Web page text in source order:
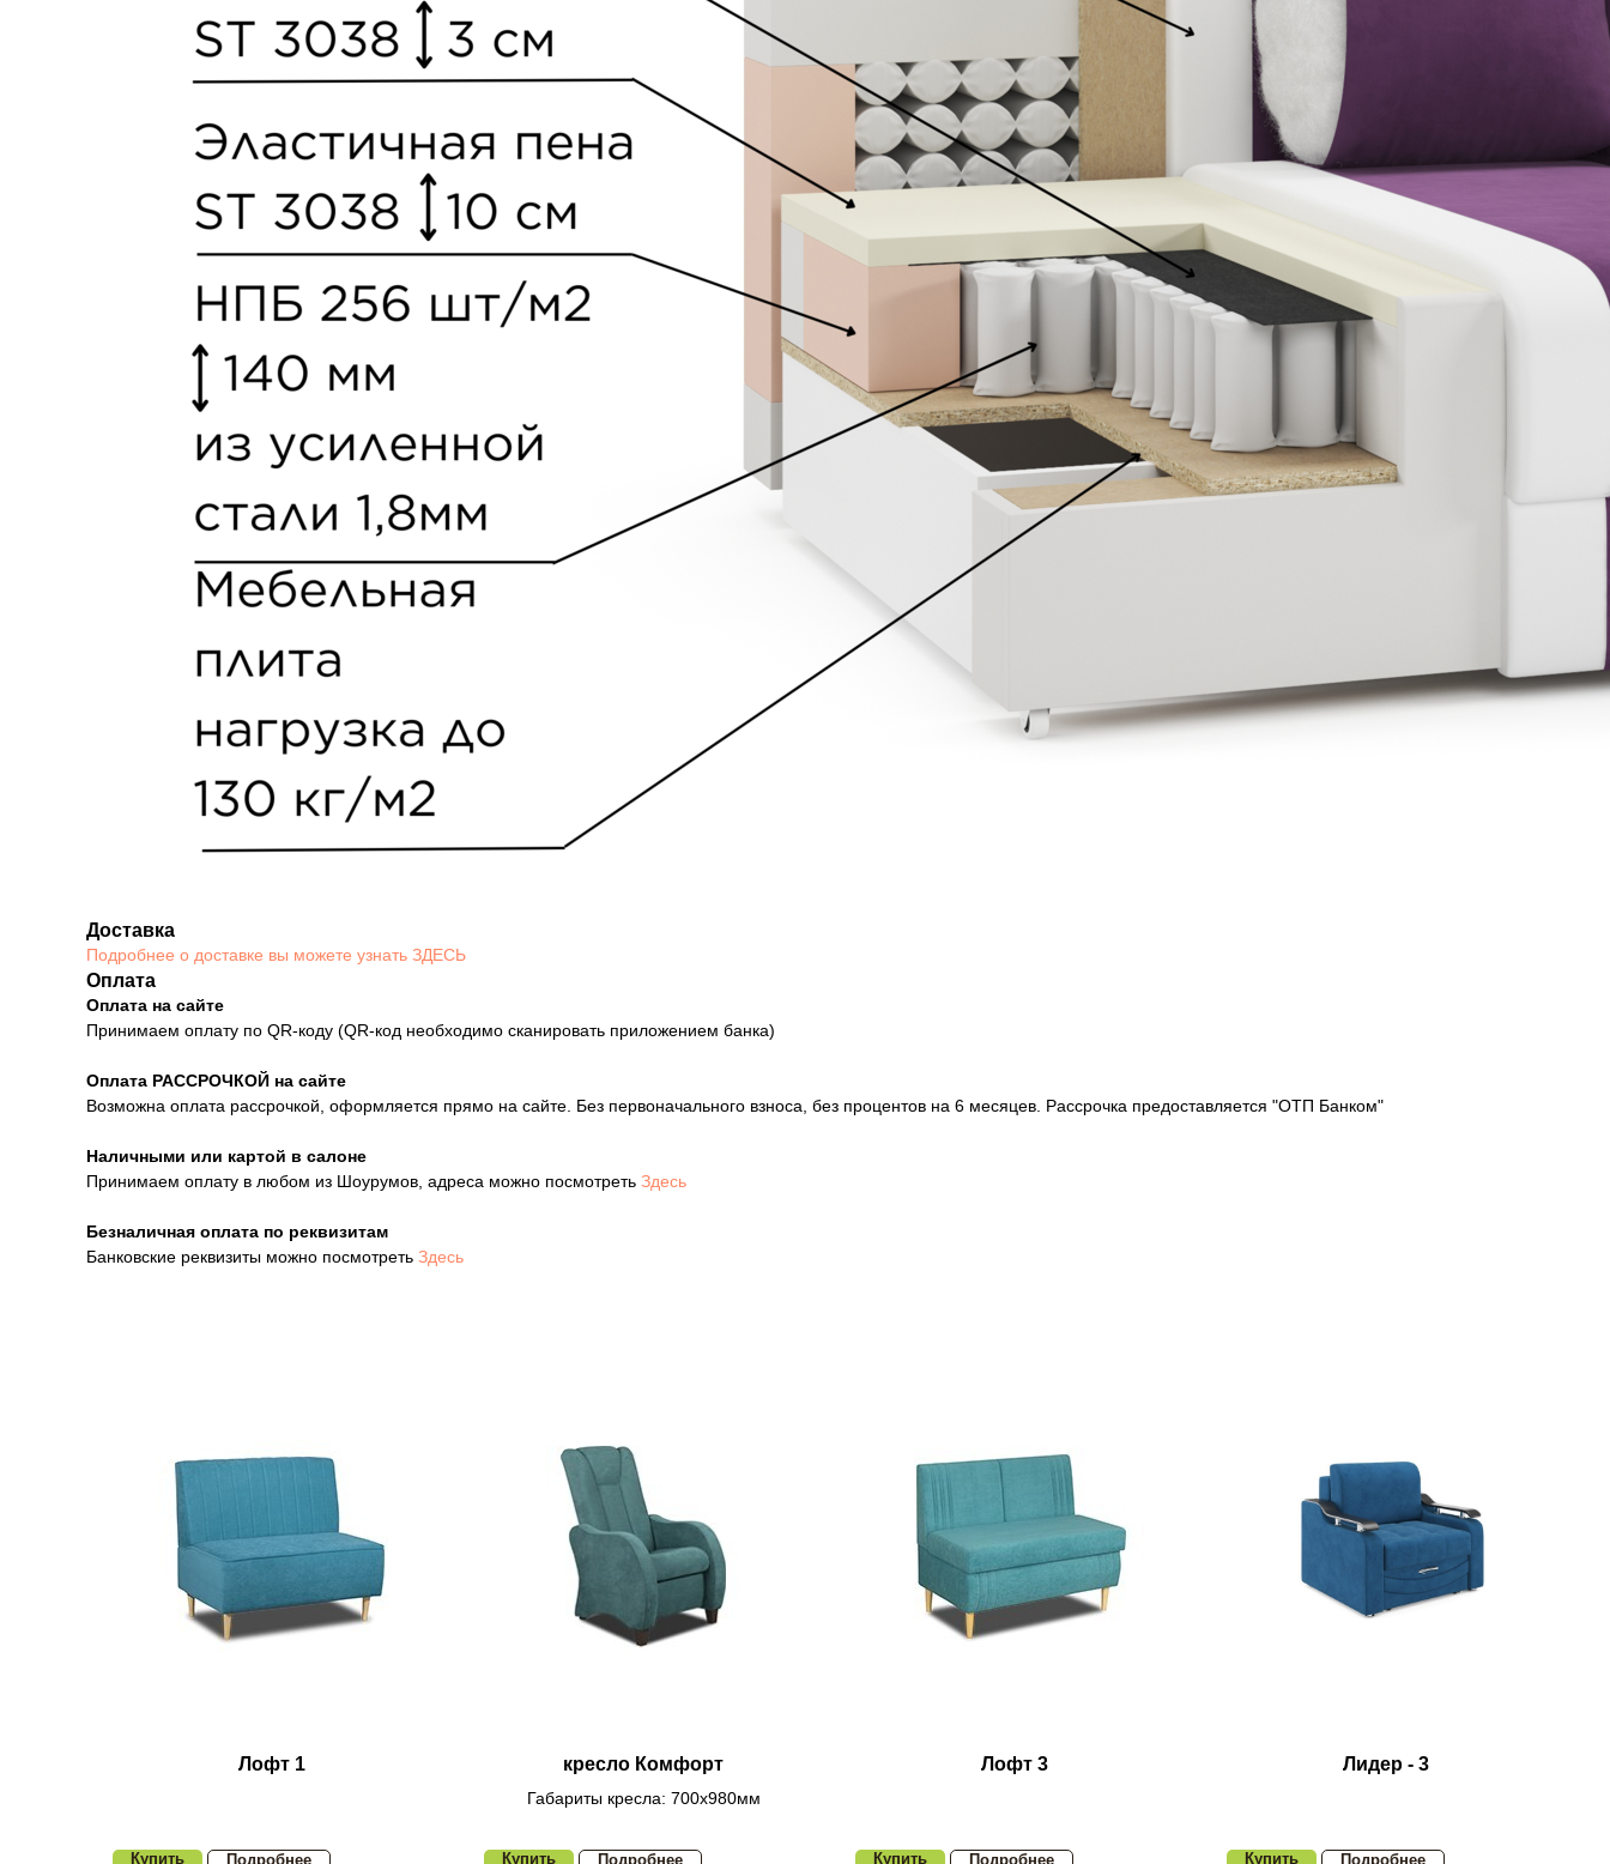
Доставка
Подробнее о доставке вы можете узнать ЗДЕСЬ
Оплата
Оплата на сайте
Принимаем оплату по QR-коду (QR-код необходимо сканировать приложением банка)
Оплата РАССРОЧКОЙ на сайте
Возможна оплата рассрочкой, оформляется прямо на сайте. Без первоначального взноса, без процентов на 6 месяцев. Рассрочка предоставляется "ОТП Банком"
Наличными или картой в салоне
Принимаем оплату в любом из Шоурумов, адреса можно посмотреть Здесь
Безналичная оплата по реквизитам
Банковские реквизиты можно посмотреть Здесь
Лофт 1
Купить Подробнее
кресло Комфорт
Габариты кресла: 700х980мм
Купить Подробнее
Лофт 3
Купить Подробнее
Лидер - 3
Купить Подробнее